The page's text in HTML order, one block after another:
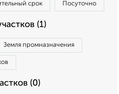
срок Посуточно
(1)
Земля промназначения
(0)